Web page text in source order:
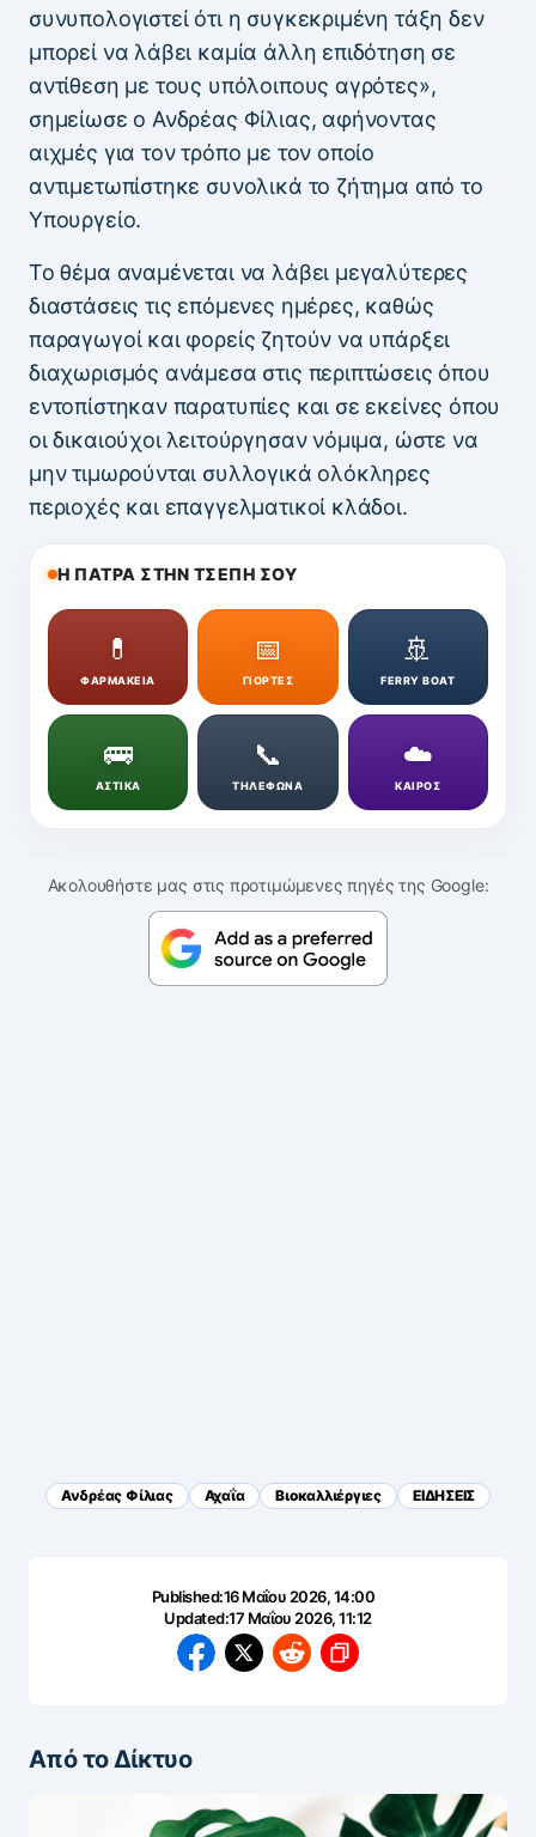
συνυπολογιστεί ότι η συγκεκριμένη τάξη δεν
μπορεί να λάβει καμία άλλη επιδότηση σε
αντίθεση με τους υπόλοιπους αγρότες»,
σημείωσε ο Ανδρέας Φίλιας, αφήνοντας
αιχμές για τον τρόπο με τον οποίο
αντιμετωπίστηκε συνολικά το ζήτημα από το
Υπουργείο.
Το θέμα αναμένεται να λάβει μεγαλύτερες
διαστάσεις τις επόμενες ημέρες, καθώς
παραγωγοί και φορείς ζητούν να υπάρξει
διαχωρισμός ανάμεσα στις περιπτώσεις όπου
εντοπίστηκαν παρατυπίες και σε εκείνες όπου
οι δικαιούχοι λειτούργησαν νόμιμα, ώστε να
μην τιμωρούνται συλλογικά ολόκληρες
περιοχές και επαγγελματικοί κλάδοι.
Η ΠΑΤΡΑ ΣΤΗΝ ΤΣΕΠΗ ΣΟΥ
💊
ΦΑΡΜΑΚΕΙΑ
📅
ΓΙΟΡΤΕΣ
🚢
FERRY BOAT
🚌
ΑΣΤΙΚΑ
📞
ΤΗΛΕΦΩΝΑ
☁️
ΚΑΙΡΟΣ
Ακολουθήστε μας στις προτιμώμενες πηγές της Google:
Ανδρέας Φίλιας Αχαΐα Βιοκαλλιέργιες ΕΙΔΗΣΕΙΣ
Published:16 Μαΐου 2026, 14:00
Updated:17 Μαΐου 2026, 11:12
Από το Δίκτυο